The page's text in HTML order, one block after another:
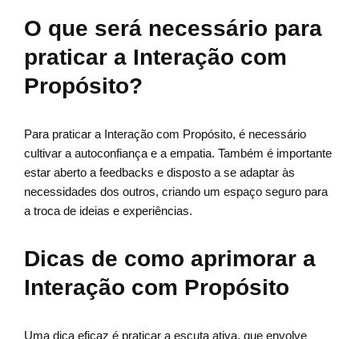
O que será necessário para
praticar a Interação com
Propósito?
Para praticar a Interação com Propósito, é necessário
cultivar a autoconfiança e a empatia. Também é importante
estar aberto a feedbacks e disposto a se adaptar às
necessidades dos outros, criando um espaço seguro para
a troca de ideias e experiências.
Dicas de como aprimorar a
Interação com Propósito
Uma dica eficaz é praticar a escuta ativa, que envolve